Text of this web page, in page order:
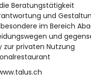
Beratungstätigkeit
und
im Bereich
und
zur privaten Nutzung